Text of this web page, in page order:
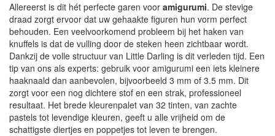
Allereerst is dit hét perfecte garen voor amigurumi. De stevige
draad zorgt ervoor dat uw gehaakte figuren hun vorm perfect
behouden. Een veelvoorkomend probleem bij het haken van
knuffels is dat de vulling door de steken heen zichtbaar wordt.
Dankzij de volle structuur van Little Darling is dit verleden tijd. Een
tip van ons als experts: gebruik voor amigurumi een iets kleinere
haaknaald dan aanbevolen, bijvoorbeeld 3 mm of 3.5 mm. Dit
zorgt voor een nog dichtere stof en een strak, professioneel
resultaat. Het brede kleurenpalet van 32 tinten, van zachte
pastels tot levendige kleuren, geeft u alle vrijheid om de
schattigste diertjes en poppetjes tot leven te brengen.